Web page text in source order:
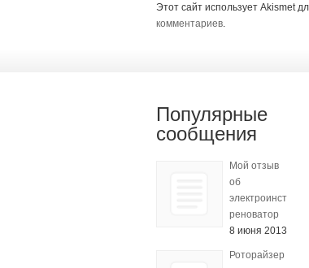
Этот сайт использует Akismet
комментариев
Популярные
сообщения
Мой отзыв
об
реноватор
8 июня 2013
Роторайзер